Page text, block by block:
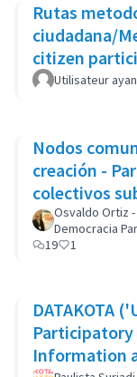
Rutas
ciudadana/
citizen
Utilisateur
Nodos
creación -
colectivos
marginales
Osvaldo Ortiz
Democracia
19
1
DATAKOTA
Information